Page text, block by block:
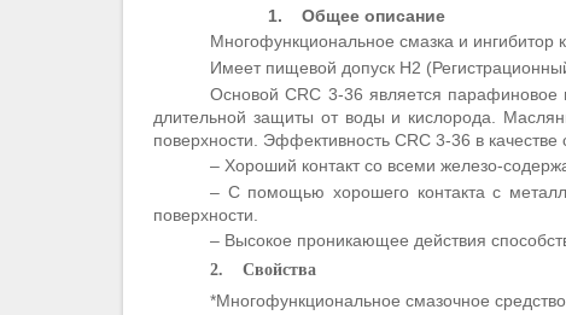
1.
Общее описание
Многофункциональное смазка и ингибитор
Имеет пищевой допуск H2
Основой CRC 3-36 является парафиновое
длительной защиты от воды и кислорода.
поверхности. Эффективность CRC 3-36 в
– Хороший контакт со всеми железо-
– С помощью хорошего контакта с
поверхности.
– Высокое проникающее действия
2. Свойства
*Многофункциональное смазочное